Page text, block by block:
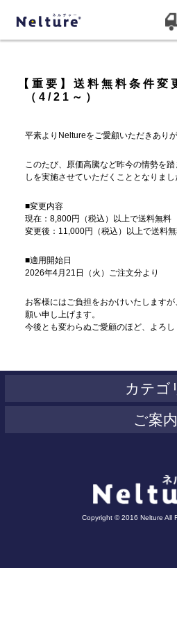
【重要】送料無料条件変
（4/21～）
平素よりNeltureをご愛顧いただきありが
このたび、原価高騰など昨今の情勢を
しを実施させていただくこととなりまし
■変更内容
現在：8,800円（税込）以上で送料無料
変更後：11,000円（税込）以上で送料
■適用開始日
2026年4月21日（火）ご注文分より
お客様にはご負担をおかけいたします
願い申し上げます。
今後とも変わらぬご愛顧のほど、よろし
カテゴ
ご案内
Copyright © 2016 Nelture All